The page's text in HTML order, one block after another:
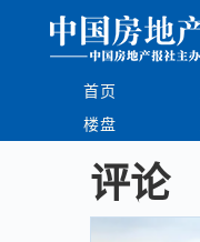
首页
楼盘
评论